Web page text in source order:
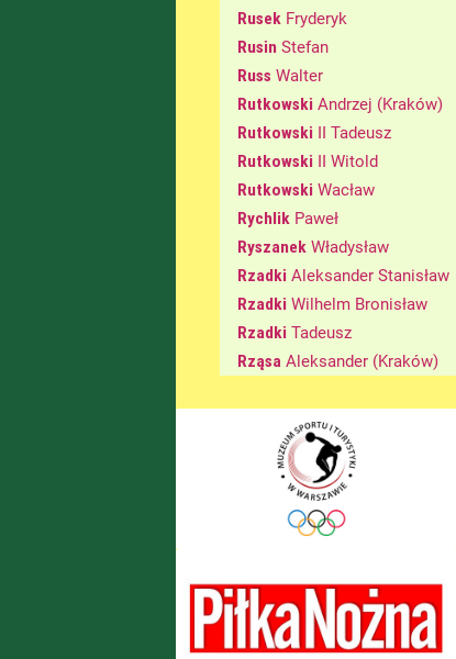
Rusek Fryderyk
Rusin Stefan
Russ Walter
Rutkowski Andrzej (Kraków)
Rutkowski II Tadeusz
Rutkowski II Witold
Rutkowski Wacław
Rychlik Paweł
Ryszanek Władysław
Rzadki Aleksander Stanisław
Rzadki Wilhelm Bronisław
Rzadki Tadeusz
Rząsa Aleksander (Kraków)